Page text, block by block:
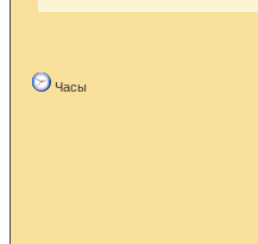
Часы